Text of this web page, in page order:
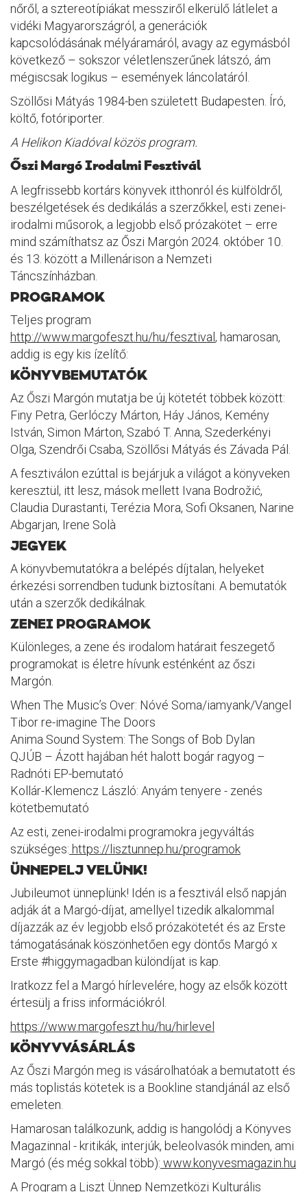
nőről, a sztereotípiákat messziről elkerülő látlelet a
vidéki Magyarországról, a generációk
kapcsolódásának mélyáramáról, avagy az egymásból
következő – sokszor véletlenszerűnek látszó, ám
mégiscsak logikus – események láncolatáról.
Szöllősi Mátyás 1984-ben született Budapesten. Író,
költő, fotóriporter.
A Helikon Kiadóval közös program.
Őszi Margó Irodalmi Fesztivál
A legfrissebb kortárs könyvek itthonról és külföldről,
beszélgetések és dedikálás a szerzőkkel, esti zenei-
irodalmi műsorok, a legjobb első prózakötet – erre
mind számíthatsz az Őszi Margón 2024. október 10.
és 13. között a Millenárison a Nemzeti
Táncszínházban.
PROGRAMOK
Teljes program
http://www.margofeszt.hu/hu/fesztival, hamarosan,
addig is egy kis ízelítő:
KÖNYVBEMUTATÓK
Az Őszi Margón mutatja be új kötetét többek között:
Finy Petra, Gerlóczy Márton, Háy János, Kemény
István, Simon Márton, Szabó T. Anna, Szederkényi
Olga, Szendrői Csaba, Szöllősi Mátyás és Závada Pál.
A fesztiválon ezúttal is bejárjuk a világot a könyveken
keresztül, itt lesz, mások mellett Ivana Bodrožić,
Claudia Durastanti, Terézia Mora, Sofi Oksanen, Narine
Abgarjan, Irene Solà
JEGYEK
A könyvbemutatókra a belépés díjtalan, helyeket
érkezési sorrendben tudunk biztosítani. A bemutatók
után a szerzők dedikálnak.
ZENEI PROGRAMOK
Különleges, a zene és irodalom határait feszegető
programokat is életre hívunk esténként az őszi
Margón.
When The Music’s Over: Nóvé Soma/iamyank/Vangel
Tibor re-imagine The Doors
Anima Sound System: The Songs of Bob Dylan
QJÚB – Ázott hajában hét halott bogár ragyog –
Radnóti EP-bemutató
Kollár-Klemencz László: Anyám tenyere - zenés
kötetbemutató
Az esti, zenei-irodalmi programokra jegyváltás
szükséges: https://lisztunnep.hu/programok
ÜNNEPELJ VELÜNK!
Jubileumot ünneplünk! Idén is a fesztivál első napján
adják át a Margó-díjat, amellyel tizedik alkalommal
díjazzák az év legjobb első prózakötetét és az Erste
támogatásának köszönhetően egy döntős Margó x
Erste #higgymagadban különdíjat is kap.
Iratkozz fel a Margó hírlevelére, hogy az elsők között
értesülj a friss információkról.
https://www.margofeszt.hu/hu/hirlevel
KÖNYVVÁSÁRLÁS
Az Őszi Margón meg is vásárolhatóak a bemutatott és
más toplistás kötetek is a Bookline standjánál az első
emeleten.
Hamarosan találkozunk, addig is hangolódj a Könyves
Magazinnal - kritikák, interjúk, beleolvasók minden, ami
Margó (és még sokkal több): www.konyvesmagazin.hu
A Program a Liszt Ünnep Nemzetközi Kulturális